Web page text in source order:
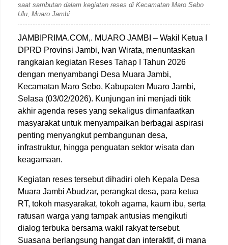
saat sambutan dalam kegiatan reses di Kecamatan Maro Sebo
Ulu, Muaro Jambi
JAMBIPRIMA.COM,. MUARO JAMBI – Wakil Ketua I
DPRD Provinsi Jambi, Ivan Wirata, menuntaskan
rangkaian kegiatan Reses Tahap I Tahun 2026
dengan menyambangi Desa Muara Jambi,
Kecamatan Maro Sebo, Kabupaten Muaro Jambi,
Selasa (03/02/2026). Kunjungan ini menjadi titik
akhir agenda reses yang sekaligus dimanfaatkan
masyarakat untuk menyampaikan berbagai aspirasi
penting menyangkut pembangunan desa,
infrastruktur, hingga penguatan sektor wisata dan
keagamaan.
Kegiatan reses tersebut dihadiri oleh Kepala Desa
Muara Jambi Abudzar, perangkat desa, para ketua
RT, tokoh masyarakat, tokoh agama, kaum ibu, serta
ratusan warga yang tampak antusias mengikuti
dialog terbuka bersama wakil rakyat tersebut.
Suasana berlangsung hangat dan interaktif, di mana